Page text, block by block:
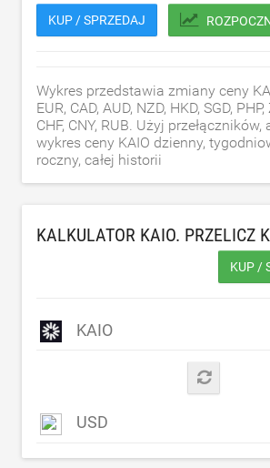
KUP / SPRZEDAJ
Wykres przedstawia zmiany ceny
EUR, CAD, AUD, NZD, HKD, SGD,
CHF, CNY, RUB. Użyj
wykres ceny KAIO dzienny,
roczny, całej historii
KALKULATOR KAIO. PRZELICZ
KUP /
KAIO
USD